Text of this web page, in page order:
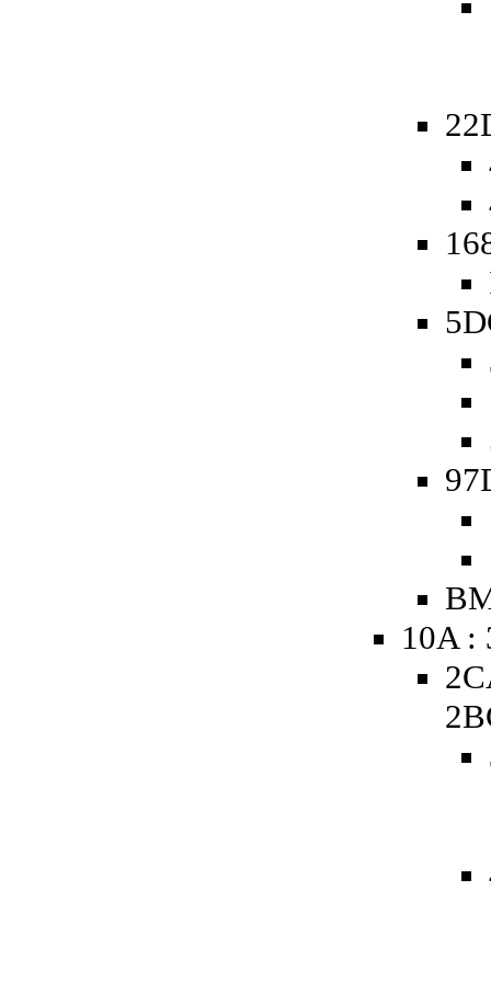
10A :